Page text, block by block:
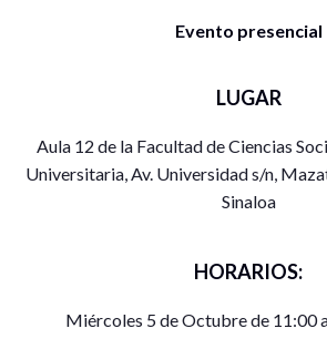
Evento presencial
LUGAR
Aula 12 de la Facultad de Ciencias
Universitaria, Av. Universidad s/n,
Sinaloa
HORARIOS:
Miércoles 5 de Octubre de 11:00